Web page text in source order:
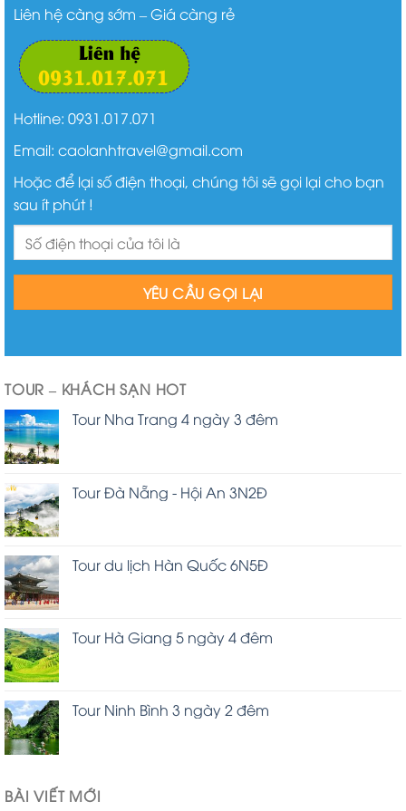
Liên hệ càng sớm – Giá càng rẻ
Hotline: 0931.017.071
Email: caolanhtravel@gmail.com
Hoặc để lại số điện thoại, chúng tôi sẽ gọi lại cho bạn
sau ít phút !
TOUR – KHÁCH SẠN HOT
Tour Nha Trang 4 ngày 3 đêm
Tour Đà Nẵng - Hội An 3N2Đ
Tour du lịch Hàn Quốc 6N5Đ
Tour Hà Giang 5 ngày 4 đêm
Tour Ninh Bình 3 ngày 2 đêm
BÀI VIẾT MỚI